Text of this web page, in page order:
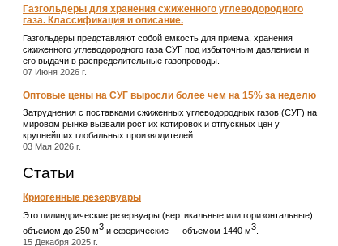
Газгольдеры для хранения сжиженного углеводородного
газа. Классификация и описание.
Газгольдеры представляют собой емкость для приема, хранения
сжиженного углеводородного газа СУГ под избыточным давлением и
его выдачи в распределительные газопроводы.
07 Июня 2026 г.
Оптовые цены на СУГ выросли более чем на 15% за неделю
Затруднения с поставками сжиженных углеводородных газов (СУГ) на
мировом рынке вызвали рост их котировок и отпускных цен у
крупнейших глобальных производителей.
03 Мая 2026 г.
Статьи
Криогенные резервуары
Это цилиндрические резервуары (вертикальные или горизонтальные)
объемом до 250 м3 и сферические ― объемом 1440 м3
15 Декабря 2025 г.